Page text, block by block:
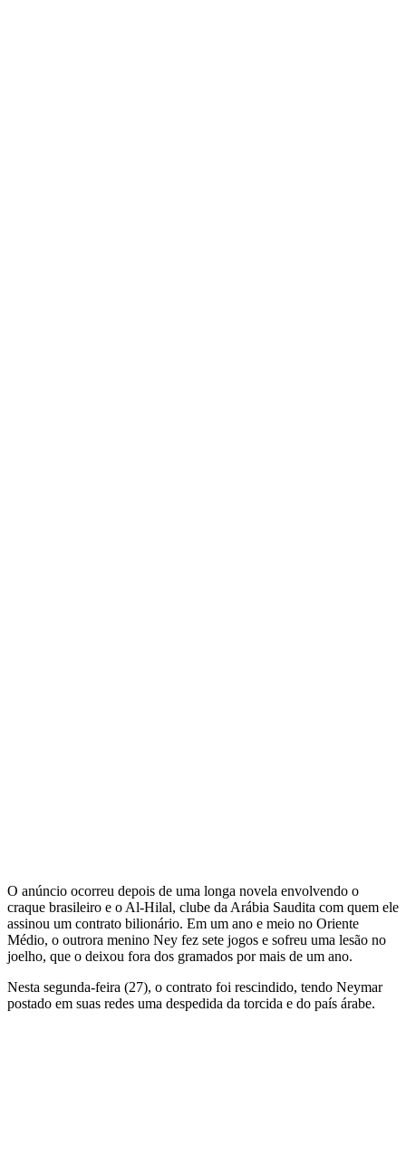
O anúncio ocorreu depois de uma longa novela envolvendo o
craque brasileiro e o Al-Hilal, clube da Arábia Saudita com quem ele
assinou um contrato bilionário. Em um ano e meio no Oriente
Médio, o outrora menino Ney fez sete jogos e sofreu uma lesão no
joelho, que o deixou fora dos gramados por mais de um ano.
Nesta segunda-feira (27), o contrato foi rescindido, tendo Neymar
postado em suas redes uma despedida da torcida e do país árabe.